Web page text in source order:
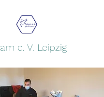
e. V. Leipzig